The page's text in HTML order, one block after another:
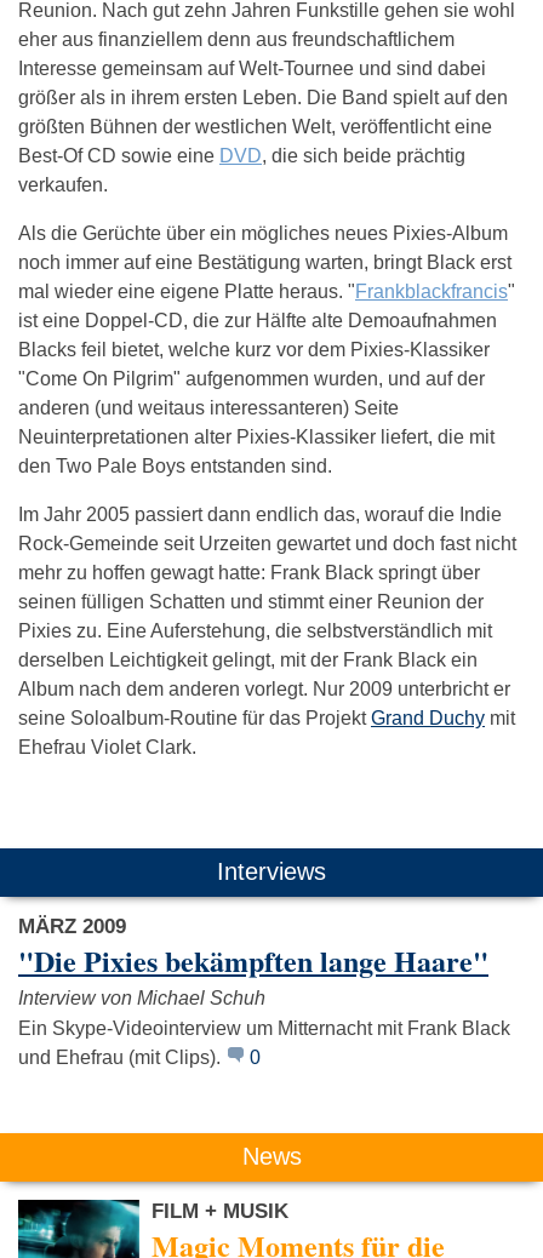
Reunion. Nach gut zehn Jahren Funkstille gehen sie wohl
eher aus finanziellem denn aus freundschaftlichem
Interesse gemeinsam auf Welt-Tournee und sind dabei
größer als in ihrem ersten Leben. Die Band spielt auf den
größten Bühnen der westlichen Welt, veröffentlicht eine
Best-Of CD sowie eine DVD, die sich beide prächtig
verkaufen.
Als die Gerüchte über ein mögliches neues Pixies-Album
noch immer auf eine Bestätigung warten, bringt Black erst
mal wieder eine eigene Platte heraus. "Frankblackfrancis"
ist eine Doppel-CD, die zur Hälfte alte Demoaufnahmen
Blacks feil bietet, welche kurz vor dem Pixies-Klassiker
"Come On Pilgrim" aufgenommen wurden, und auf der
anderen (und weitaus interessanteren) Seite
Neuinterpretationen alter Pixies-Klassiker liefert, die mit
den Two Pale Boys entstanden sind.
Im Jahr 2005 passiert dann endlich das, worauf die Indie
Rock-Gemeinde seit Urzeiten gewartet und doch fast nicht
mehr zu hoffen gewagt hatte: Frank Black springt über
seinen fülligen Schatten und stimmt einer Reunion der
Pixies zu. Eine Auferstehung, die selbstverständlich mit
derselben Leichtigkeit gelingt, mit der Frank Black ein
Album nach dem anderen vorlegt. Nur 2009 unterbricht er
seine Soloalbum-Routine für das ProjektGrand Duchy mit
Ehefrau Violet Clark.
Das könnte Dich auch interessieren:
Foo Fighters
Interviews
MÄRZ 2009
"Die Pixies bekämpften lange Haare"
Interview von Michael Schuh
Ein Skype-Videointerview um Mitternacht mit Frank Black
und Ehefrau (mit Clips).
0
News
FILM + MUSIK
Magic Moments für die